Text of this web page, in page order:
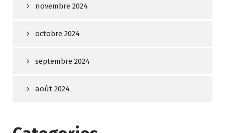
novembre 2024
octobre 2024
septembre 2024
août 2024